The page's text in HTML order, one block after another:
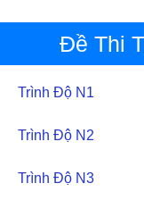
Đề Thi
Trình Độ N1
Trình Độ N2
Trình Độ N3